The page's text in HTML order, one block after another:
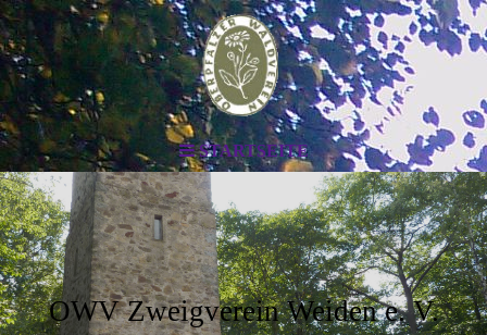
STARTSEITE
OWV Zweigverein Weiden e. V.